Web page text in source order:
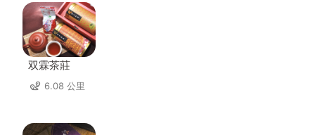
双霖茶莊
6.08 公里